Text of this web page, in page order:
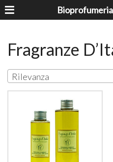
Fragranze
Rilevanza